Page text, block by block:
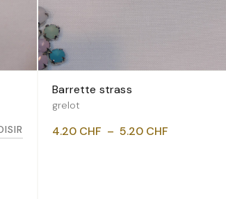
VOIR LES VARIANTES
Barrette strass
grelot
4.20 CHF – 5.20 CHF